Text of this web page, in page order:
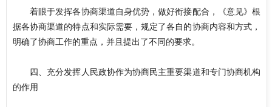
着眼于发挥各协商渠道自身优势，做好衔接配合，《意见》根
据各协商渠道的特点和实际需要，规定了各自的协商内容和方式，
明确了协商工作的重点，并且提出了不同的要求。
四、充分发挥人民政协作为协商民主重要渠道和专门协商机构
的作用